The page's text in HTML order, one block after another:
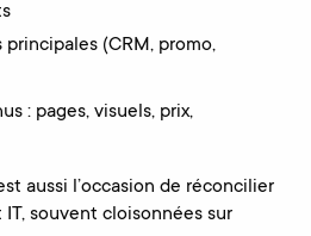
(CRM, promo,
: pages, visuels, prix,
aussi l’occasion de réconcilier
souvent cloisonnées sur